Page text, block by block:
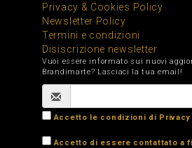
Privacy & Cookies Policy
Newsletter Policy
Termini e condizioni
Disiscrizione newsletter
Vuoi essere informato sui nuovi
Brandimarte? Lasciaci la tua email!
Accetto le condizioni di Privacy
Accetto di essere contattato a